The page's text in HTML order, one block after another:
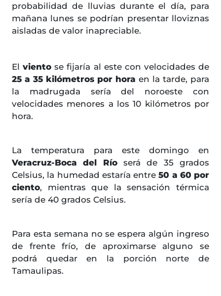
probabilidad de lluvias durante el día, para
mañana lunes se podrían presentar lloviznas
aisladas de valor inapreciable.
Elvientose fijaría al este con velocidades de
25 a 35 kilómetros por hora en la tarde, para
la madrugada sería del noroeste con
velocidades menores a los 10 kilómetros por
hora.
La temperatura para este domingo en
Veracruz-Boca del Ríoserá de 35 grados
Celsius, la humedad estaría entre50 a 60 por
ciento, mientras que la sensación térmica
sería de 40 grados Celsius.
Para esta semana no se espera algún ingreso
de frente frío, de aproximarse alguno se
podrá quedar en la porción norte de
Tamaulipas.